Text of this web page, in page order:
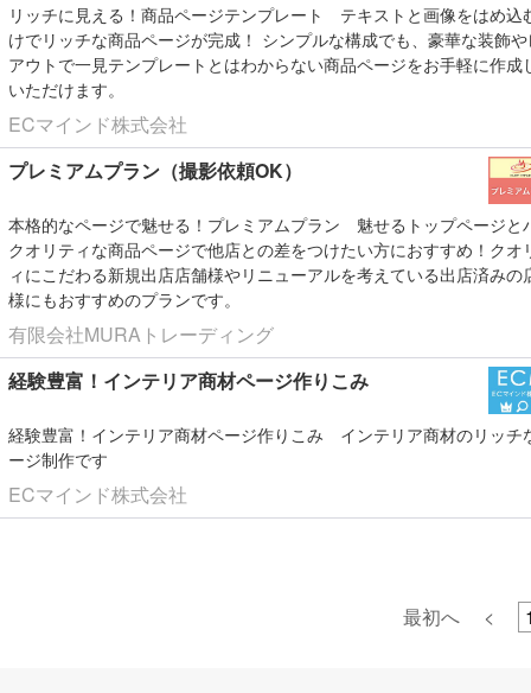
リッチに見える！商品ページテンプレート
テキストと画像をはめ込
けでリッチな商品ページが完成！ シンプルな構成でも、豪華な装飾
アウトで一見テンプレートとはわからない商品ページをお手軽に作成
いただけます。
ECマインド株式会社
プレミアムプラン（撮影依頼OK）
本格的なページで魅せる！プレミアムプラン
魅せるトップページと
クオリティな商品ページで他店との差をつけたい方におすすめ！クオ
ィにこだわる新規出店店舗様やリニューアルを考えている出店済みの
様にもおすすめのプランです。
有限会社MURAトレーディング
経験豊富！インテリア商材ページ作りこみ
経験豊富！インテリア商材ページ作りこみ
インテリア商材のリッチ
ージ制作です
ECマインド株式会社
最初へ <